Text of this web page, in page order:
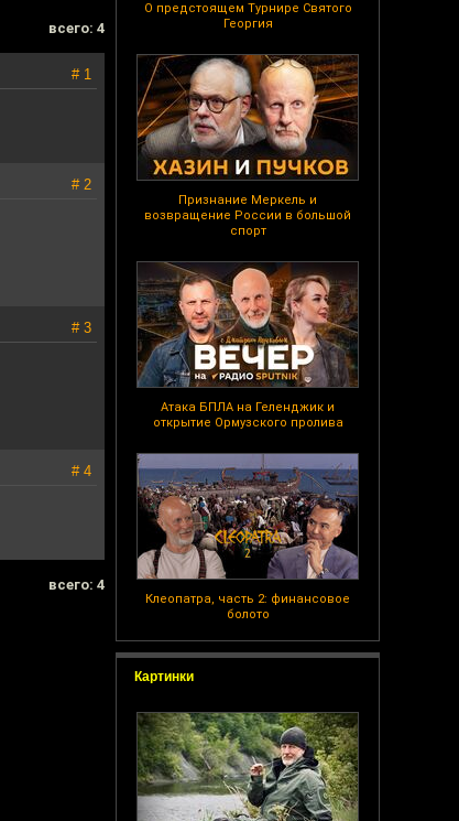
О предстоящем Турнире Святого
Георгия
Признание Меркель и
возвращение России в большой
спорт
Атака БПЛА на Геленджик и
открытие Ормузского пролива
Клеопатра, часть 2: финансовое
болото
Картинки
всего: 4
# 1
# 2
# 3
# 4
всего: 4